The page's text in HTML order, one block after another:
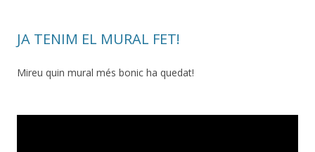
JA TENIM EL MURAL FET!
Mireu quin mural més bonic ha quedat!